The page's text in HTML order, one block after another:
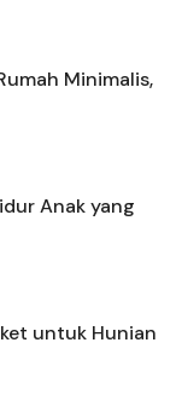
Minimalis,
Anak yang
untuk Hunian